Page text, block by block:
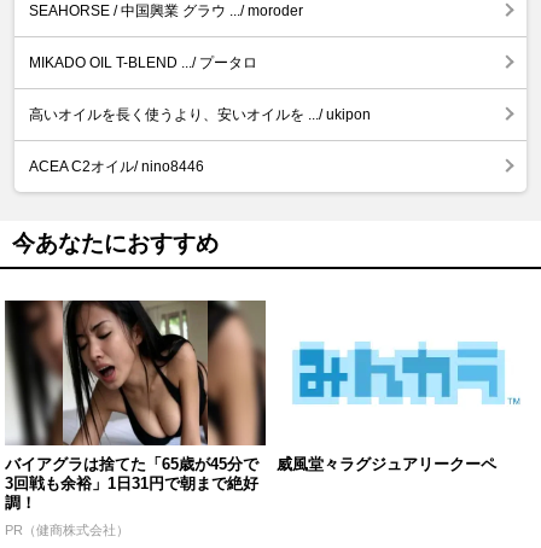
SEAHORSE / 中国興業 グラウ .../ moroder
MIKADO OIL T-BLEND .../ プータロ
高いオイルを長く使うより、安いオイルを .../ ukipon
ACEA C2オイル/ nino8446
今あなたにおすすめ
バイアグラは捨てた「65歳が45分で
3回戦も余裕」1日31円で朝まで絶好
調！
PR（健商株式会社）
威風堂々ラグジュアリークーペ